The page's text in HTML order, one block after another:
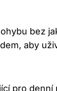
bez
aby
pro denní